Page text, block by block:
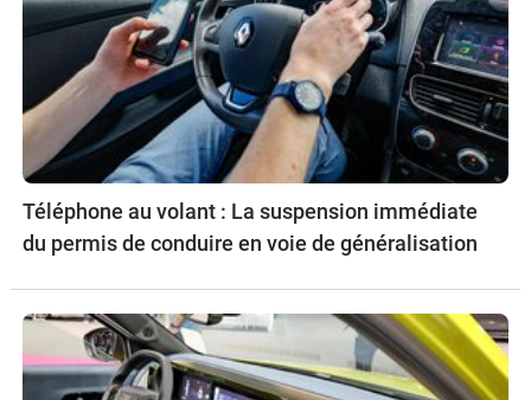
Téléphone au volant : La suspension immédiate
du permis de conduire en voie de généralisation